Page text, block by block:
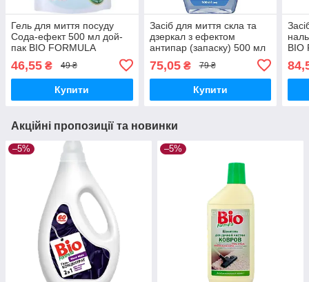
Гель для миття посуду
Сода-ефект 500 мл дой-
пак BIO FORMULA
46,55 ₴ 49 ₴
Купити
Засіб для миття скла та
дзеркал з ефектом
антипар (запаску) 500 мл
75,05₴ 79 ₴
Купити
BIO
Акційні пропозиції та новинки
–5% –5%